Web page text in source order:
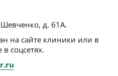
д. 61А.
на сайте клиники или в
соцсетях.